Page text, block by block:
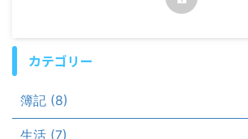
カテゴリー
簿記 (8)
生活 (7)